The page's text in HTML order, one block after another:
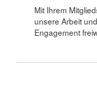
Mit Ihrem
unsere Arbeit
Engagement